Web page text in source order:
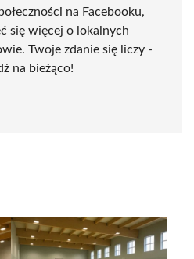
na Facebooku,
się więcej o lokalnych
Twoje zdanie się liczy -
na bieżąco!